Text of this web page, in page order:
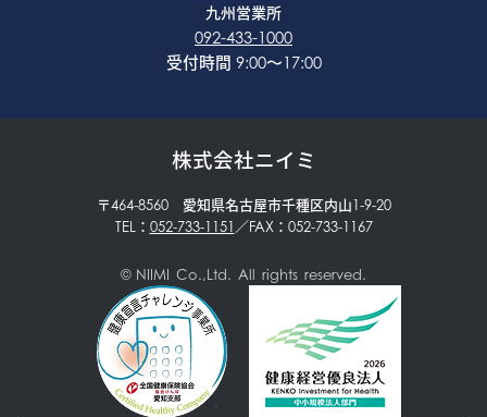
九州営業所
092-433-1000
受付時間 9:00〜17:00
株式会社ニイミ
〒464-8560 愛知県名古屋市千種区内山1-9-20
TEL： 052-733-1151 ／FAX：052-733-1167
© NIIMI Co.,Ltd. All rights reserved.